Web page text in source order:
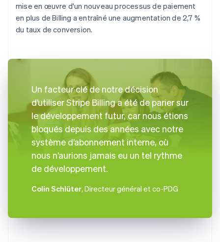
mise en œuvre d'un nouveau processus de paiement
en plus de Billing a entraîné une augmentation de 2,7 %
du taux de conversion.
Un facteur clé de notre décision
d’utiliser Stripe Billing a été de parier sur
le développement futur, car nous étions
bloqués depuis des années avec notre
système d’abonnement interne, où
nous n’aurions jamais eu un tel rythme
de développement.
Colin Schlüter, Directeur général et co-PDG